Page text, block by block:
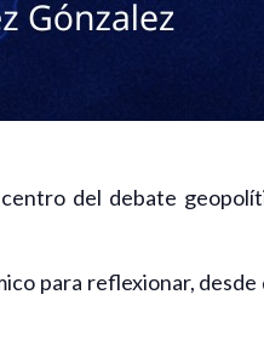
del debate
para reflexionar,